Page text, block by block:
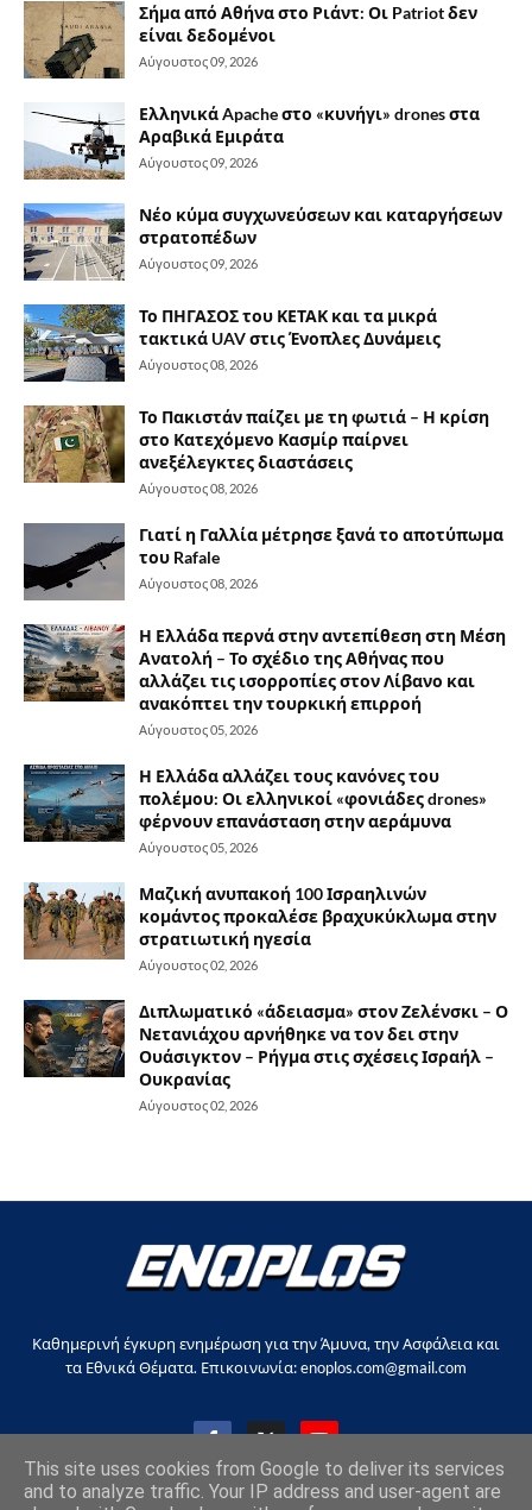
Σήμα από Αθήνα στο Ριάντ: Οι Patriot δεν
είναι δεδομένοι
Αύγουστος 09, 2026
Ελληνικά Apache στο «κυνήγι» drones στα
Αραβικά Εμιράτα
Αύγουστος 09, 2026
Νέο κύμα συγχωνεύσεων και καταργήσεων
στρατοπέδων
Αύγουστος 09, 2026
Το ΠΗΓΑΣΟΣ του ΚΕΤΑΚ και τα μικρά
τακτικά UAV στις Ένοπλες Δυνάμεις
Αύγουστος 08, 2026
Το Πακιστάν παίζει με τη φωτιά – Η κρίση
στο Κατεχόμενο Κασμίρ παίρνει
ανεξέλεγκτες διαστάσεις
Αύγουστος 08, 2026
Γιατί η Γαλλία μέτρησε ξανά το αποτύπωμα
του Rafale
Αύγουστος 08, 2026
Η Ελλάδα περνά στην αντεπίθεση στη Μέση
Ανατολή – Το σχέδιο της Αθήνας που
αλλάζει τις ισορροπίες στον Λίβανο και
ανακόπτει την τουρκική επιρροή
Αύγουστος 05, 2026
Η Ελλάδα αλλάζει τους κανόνες του
πολέμου: Οι ελληνικοί «φονιάδες drones»
φέρνουν επανάσταση στην αεράμυνα
Αύγουστος 05, 2026
Μαζική ανυπακοή 100 Ισραηλινών
κομάντος προκαλέσε βραχυκύκλωμα στην
στρατιωτική ηγεσία
Αύγουστος 02, 2026
Διπλωματικό «άδειασμα» στον Ζελένσκι – Ο
Νετανιάχου αρνήθηκε να τον δει στην
Ουάσιγκτον – Ρήγμα στις σχέσεις Ισραήλ –
Ουκρανίας
Αύγουστος 02, 2026
Καθημερινή έγκυρη ενημέρωση για την Άμυνα, την Ασφάλεια και
τα Εθνικά Θέματα. Επικοινωνία: enoplos.com@gmail.com
This site uses cookies from Google to deliver its services
and to analyze traffic. Your IP address and user-agent are